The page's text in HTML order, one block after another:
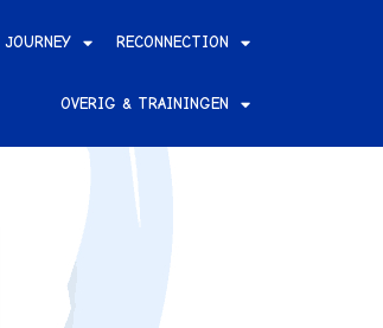
RECONNECTION
OVERIG & TRAININGEN